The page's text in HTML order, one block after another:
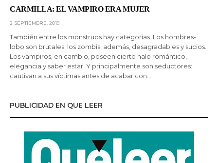
CARMILLA: EL VAMPIRO ERA MUJER
2 SEPTIEMBRE, 2019
También entre los monstruos hay categorías. Los hombres-
lobo son brutales; los zombis, además, desagradables y sucios.
Los vampiros, en cambio, poseen cierto halo romántico,
elegancia y saber estar. Y principalmente son seductores:
cautivan a sus víctimas antes de acabar con…
PUBLICIDAD EN QUE LEER